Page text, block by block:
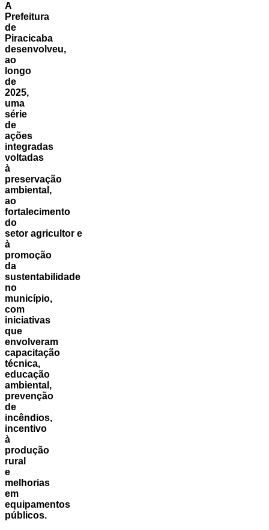
A
Prefeitura
de
Piracicaba
desenvolveu,
ao
longo
de
2025,
uma
série
de
ações
integradas
voltadas
à
preservação
ambiental,
ao
fortalecimento
do
setor agricultor e
à
promoção
da
sustentabilidade
no
município,
com
iniciativas
que
envolveram
capacitação
técnica,
educação
ambiental,
prevenção
de
incêndios,
incentivo
à
produção
rural
e
melhorias
em
equipamentos
públicos.